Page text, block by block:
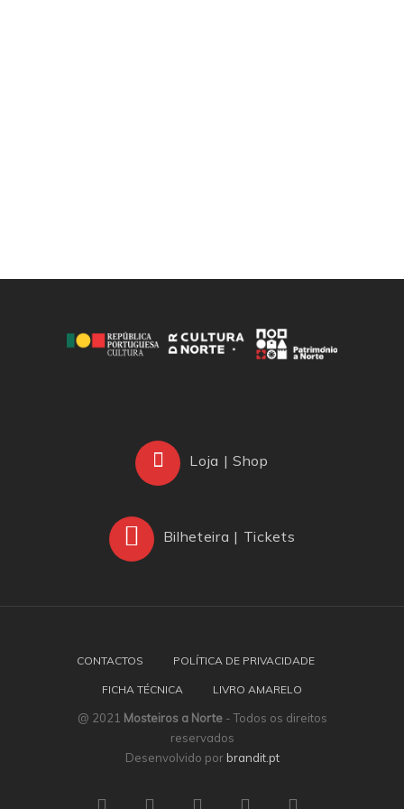
Loja | Shop
Bilheteira | Tickets
CONTACTOS POLÍTICA DE PRIVACIDADE
FICHA TÉCNICA LIVRO AMARELO
@ 2021 Mosteiros a Norte- Todos os direitos
reservados
Desenvolvido por brandit.pt